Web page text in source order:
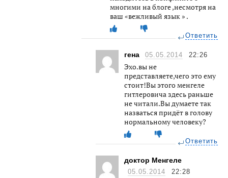
многими на блоге ,несмотря на
ваш «вежливый язык » .
Ответить
гена 05.05.2014 22:26
Эхо.вы не
представляете,чего это ему
стоит!Вы этого менгеле
гитлеровича здесь раньше
не читали.Вы думаете так
назваться придёт в голову
нормальному человеку?
Ответить
доктор Менгеле
05.05.2014 22:28